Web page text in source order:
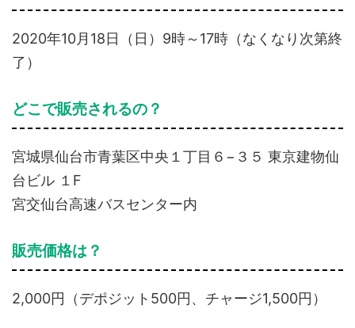
2020年10月18日（日）9時～17時（なくなり次第終
了）
どこで販売されるの？
宮城県仙台市青葉区中央１丁目６−３５ 東京建物仙
台ビル １F
宮交仙台高速バスセンター内
販売価格は？
2,000円（デポジット500円、チャージ1,500円）